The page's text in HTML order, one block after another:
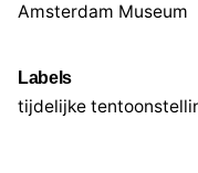
Amsterdam Museum
Labels
tijdelijke